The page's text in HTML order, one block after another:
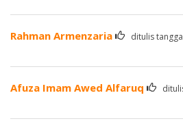
Rahman Armenzaria ditulis
Afuza Imam Awed Alfaruq